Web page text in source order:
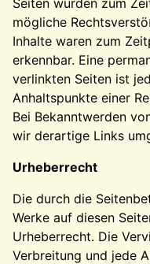
mögliche
Inhalte waren zum
erkennbar. Eine
verlinkten Seiten ist
Anhaltspunkte einer
Bei Bekanntwerden
wir derartige Links
Urheberrecht
Die durch die
Werke auf diesen
Urheberrecht. Die
Verbreitung und jede